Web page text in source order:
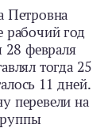
Петровна
рабочий год
28 февраля
тогда 25
11 дней.
перевели на